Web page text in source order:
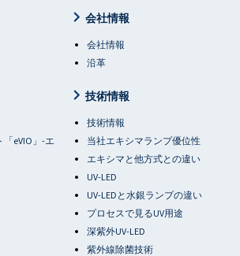
会社情報
会社情報
沿革
eVIO」-エ
技術情報
技術情報
当社エキシマランプ優位性
エキシマと他方式との違い
UV-LED
UV-LEDと水銀ランプの違い
プロセスで見るUV用途
深紫外UV-LED
紫外線除菌技術